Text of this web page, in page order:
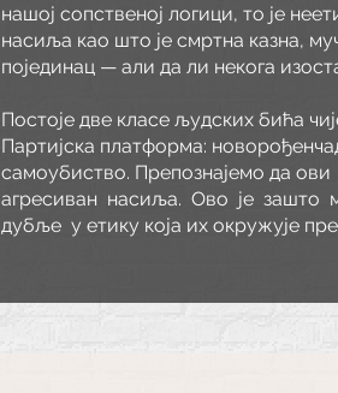
нашој сопственој логици, то је
насиља као што је смртна казна,
појединац — али да ли некога
Постоје две класе људских бића
Партијска платформа:
самоубиство. Препознајемо да ови
агресиван насиља. Ово је зашто
дубље у етику која их окружује